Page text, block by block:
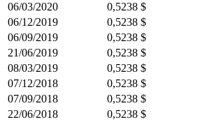
06/03/2020
0,5238 $
06/12/2019
0,5238 $
06/09/2019
0,5238 $
21/06/2019
0,5238 $
08/03/2019
0,5238 $
07/12/2018
0,5238 $
07/09/2018
0,5238 $
22/06/2018
0,5238 $